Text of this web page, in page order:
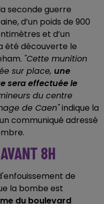
seconde guerre
d’un poids de 900
et d’un
été découverte le
"Cette munition
sur place, une
sera effectuée le
du centre
de Caen"indique la
communiqué adressé
8H
de
la bombe est
du boulevard